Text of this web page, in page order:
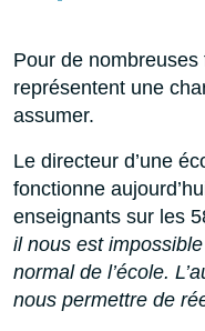
Pour de
représentent une
assumer.
Le directeur d’une
fonctionne
enseignants sur les
il nous est
normal de l’école.
nous permettre de